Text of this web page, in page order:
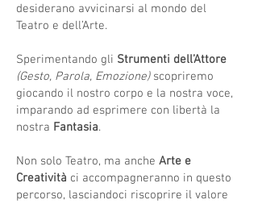
desiderano avvicinarsi al mondo del
Teatro e dell’Arte.
Sperimentando gli Strumenti dell’Attore
(Gesto, Parola, Emozione)scopriremo
giocando il nostro corpo e la nostra voce,
imparando ad esprimere con libertà la
nostra Fantasia.
Non solo Teatro, ma anche Arte e
Creatività ci accompagneranno in questo
percorso, lasciandoci riscoprire il valore